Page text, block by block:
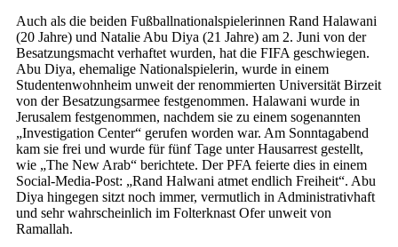
Auch als die beiden Fußballnationalspielerinnen Rand Halawani
(20 Jahre) und Natalie Abu Diya (21 Jahre) am 2. Juni von der
Besatzungsmacht verhaftet wurden, hat die FIFA geschwiegen.
Abu Diya, ehemalige Nationalspielerin, wurde in einem
Studentenwohnheim unweit der renommierten Universität Birzeit
von der Besatzungsarmee festgenommen. Halawani wurde in
Jerusalem festgenommen, nachdem sie zu einem sogenannten
„Investigation Center“ gerufen worden war. Am Sonntagabend
kam sie frei und wurde für fünf Tage unter Hausarrest gestellt,
wie „The New Arab“ berichtete. Der PFA feierte dies in einem
Social-Media-Post: „Rand Halwani atmet endlich Freiheit“. Abu
Diya hingegen sitzt noch immer, vermutlich in Administrativhaft
und sehr wahrscheinlich im Folterknast Ofer unweit von
Ramallah.